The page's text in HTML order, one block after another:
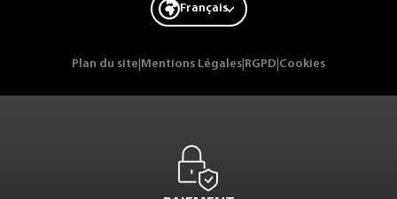
Français
Plan du site Mentions Légales RGPD Cookies